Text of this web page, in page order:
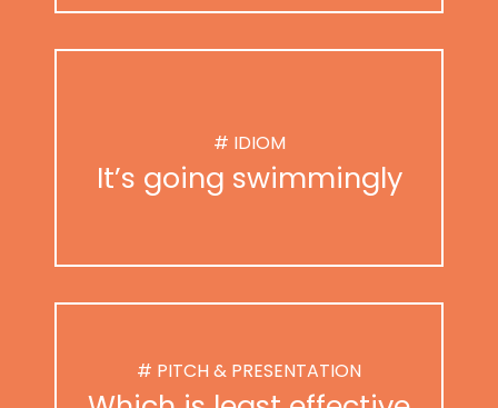
# IDIOM
It’s going swimmingly
# PITCH & PRESENTATION